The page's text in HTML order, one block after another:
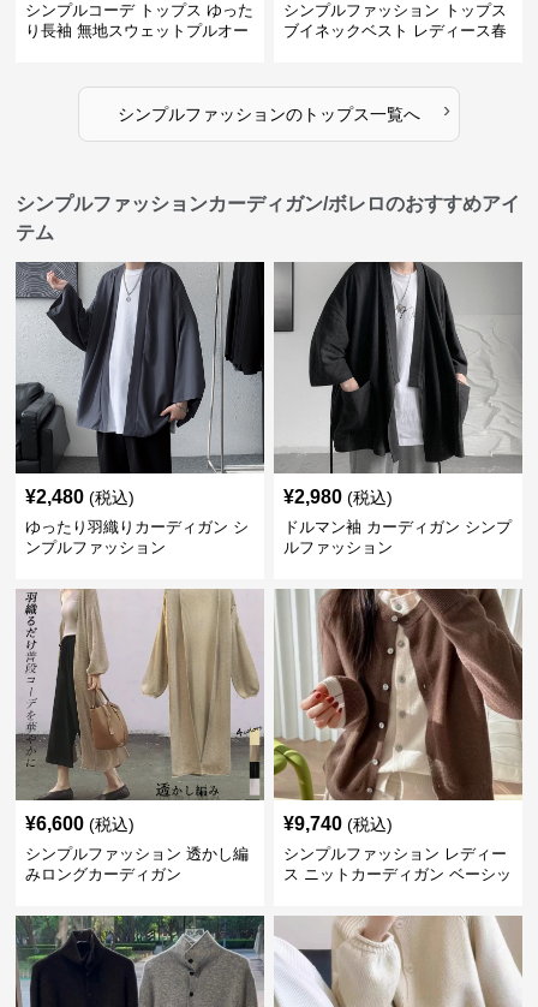
シンプルコーデ トップス ゆった
り長袖 無地スウェットプルオー
シンプルファッション トップス
ブイネックベスト レディース春
シンプルファッションのトップス一覧へ ›
シンプルファッションカーディガン/ボレロのおすすめアイ
テム
¥2,480 (税込)
ゆったり羽織りカーディガン シ
ンプルファッション
¥2,980 (税込)
ドルマン袖 カーディガン シンプ
ルファッション
¥6,600 (税込)
シンプルファッション 透かし編
みロングカーディガン
¥9,740 (税込)
シンプルファッション レディー
ス ニットカーディガン ベーシッ